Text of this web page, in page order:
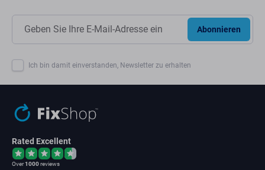
Abonnieren
Ich bin damit einverstanden, Newsletter zu erhalten
Rated Excellent
Over1000reviews